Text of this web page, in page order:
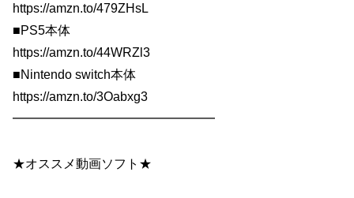
https://amzn.to/479ZHsL
■PS5本体
https://amzn.to/44WRZl3
■Nintendo switch本体
https://amzn.to/3Oabxg3
━━━━━━━━━━━━━━━━
★オススメ動画ソフト★